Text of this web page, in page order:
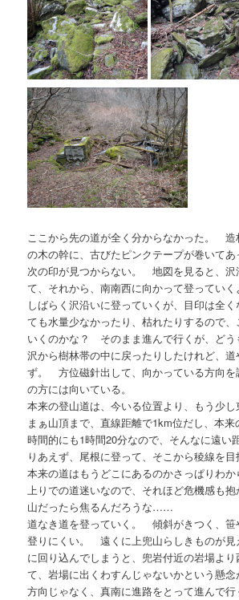
ここから先の道が全く分からなかった。 造
の木の幹に、古びたピンクテープが巻いて
次の印が見つからない。 地図を見ると、沢
て、それから、南南西に向かって登っていく
しばらく沢沿いに登っていくが、目印は
ても水量少なかったり、枯れたりするので
いくのかな？ そのまま進んで行くが、ど
沢から樹林帯の中に戻ったりしたけれど、道
ず。 方位磁針出して、向かっている方向を
の方には向いている。
本来の登山道は、今いる位置より、もう少し
まぁ山頂まで、直線距離で1km位だし、本来
時間的にも1時間20分なので、そんなに遠
りあえず、尾根に登って、そこから稜線を
本来の道はもうどこにあるのかさっぱりわか
上りでの道迷いなので、それほど危機感
山だったら焦るんだろうな……
道なき道を登っていく。 傾斜がきつく、笹
登りにくい。 遠くに上兜山らしきものが
に回り込んでしまうと、兜岩付近の岩場よ
て、岩場に出くわすんじゃないかという懸
方向じゃなく、真南に進路をとって進んで行